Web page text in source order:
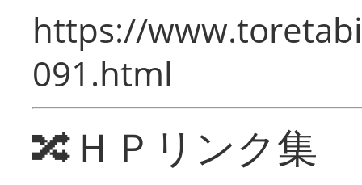
https://
091.html
🔀ＨＰリンク集